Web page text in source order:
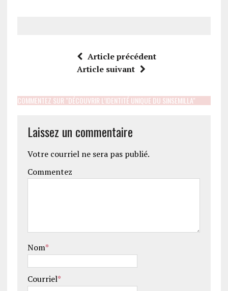
Article précédent
Article suivant
COMMENTEZ SUR "DÉCOUVRIR L’IDENTITÉ UNIQUE DU SINSEMILLA"
Laissez un commentaire
Votre courriel ne sera pas publié.
Commentez
Nom*
Courriel*